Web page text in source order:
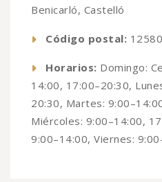
Benicarló, Castelló
Código postal: 12580
Horarios: Domingo:
14:00, 17:00–20:30,
20:30, Martes:
Miércoles: 9:00–14:00,
9:00–14:00, Viernes: